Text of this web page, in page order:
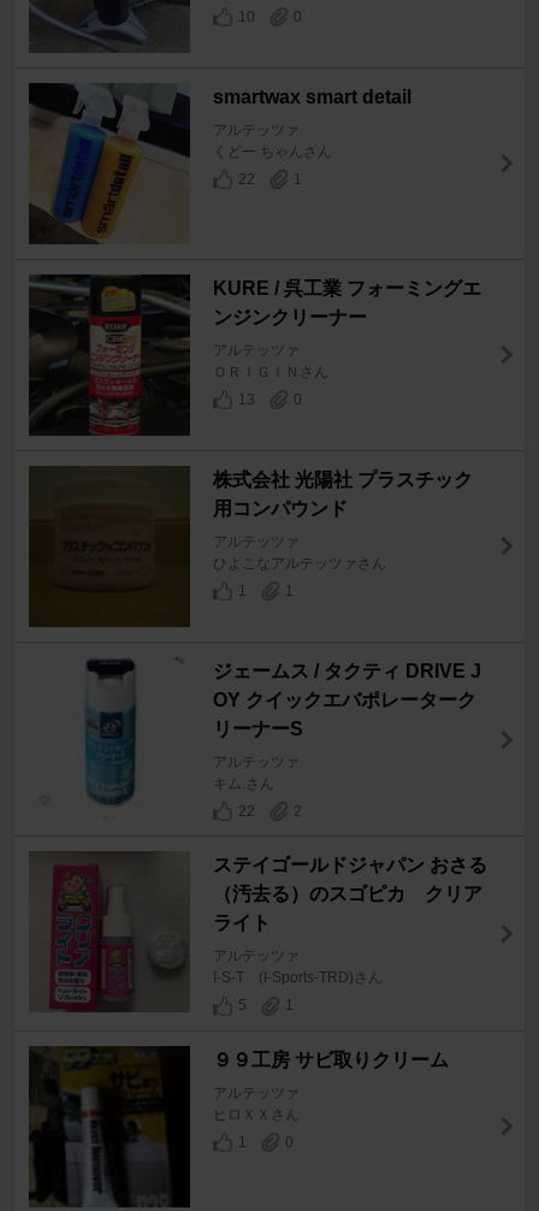
10 0
smartwax smart detail
アルテッツァ
くどー ちゃんさん
22
1
KURE / 呉工業 フォーミングエ
ンジンクリーナー
アルテッツァ
ＯＲＩＧＩＮさん
13
0
株式会社 光陽社 プラスチック
用コンパウンド
アルテッツァ
ひよこなアルテッツァさん
1
1
ジェームス / タクティ DRIVE J
OY クイックエバポレーターク
リーナーS
アルテッツァ
キム.さん
22
2
ステイゴールドジャパン おさる
（汚去る）のスゴピカ クリア
ライト
アルテッツァ
I-S-T (I-Sports-TRD)さん
5
1
９９工房 サビ取りクリーム
アルテッツァ
ヒロＸＸさん
1
0